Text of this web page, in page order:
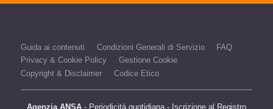
Guida ai contenuti Condizioni Generali di Servizio
FAQ
Privacy & Cookie Policy
Gestione Cookie
Copyright & Disclaimer
Codice Etico
Agenzia ANSA - Periodicità quotidiana - Iscrizione al Registro